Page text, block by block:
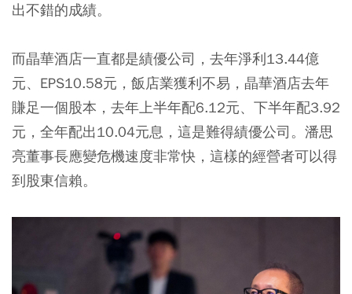
出不錯的成績。
而晶華酒店一直都是績優公司，去年淨利13.44億
元、EPS10.58元，飯店業獲利不易，晶華酒店去年
賺足一個股本，去年上半年配6.12元、下半年配3.92
元，全年配出10.04元息，這是難得績優公司。潘思
亮董事長應變危機速度非常快，這樣的經營者可以得
到股東信賴。